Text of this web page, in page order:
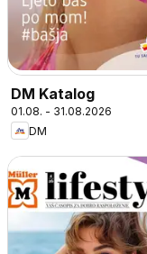
DM Katalog
01.08. - 31.08.2026
DM